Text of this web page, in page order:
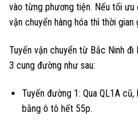
vào từng phương tiện. Nếu tối
vận chuyển hàng hóa thì thời
Tuyến vận chuyển từ Bắc Ninh
3 cung đường như sau:
Tuyến đường 1: Qua QL1A
bằng ô tô hết 55p.